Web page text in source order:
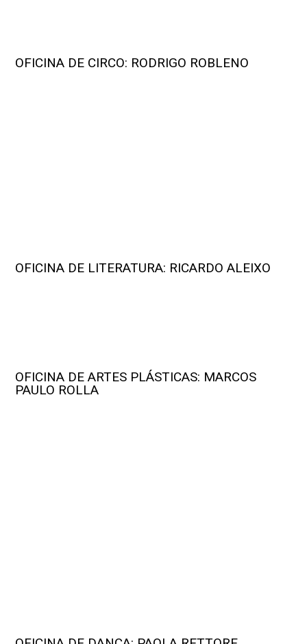
OFICINA DE CIRCO: RODRIGO ROBLENO
OFICINA DE LITERATURA: RICARDO ALEIXO
OFICINA DE ARTES PLÁSTICAS: MARCOS
PAULO ROLLA